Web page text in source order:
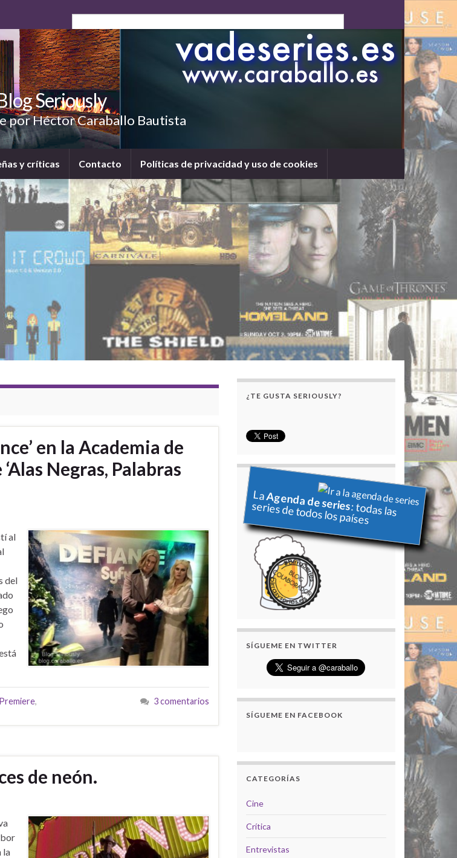
Seriously
por Héctor Caraballo Bautista
y críticas Contacto Políticas de privacidad y uso de cookies
en la Academia de
Negras, Palabras
al
del
Premiere,
3 comentarios
de neón.
la
¿TE GUSTA SERIOUSLY?
LaAgenda de series: todas las
series de todos los países
SÍGUEME EN TWITTER
SÍGUEME EN FACEBOOK
CATEGORÍAS
Cine
Crítica
Entrevistas